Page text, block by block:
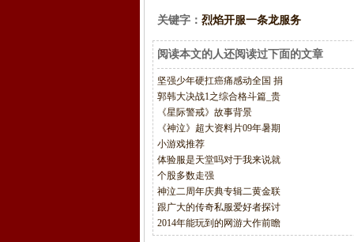
关键字： 烈焰开服一条龙服务
阅读本文的人还阅读过下面的文章
坚强少年硬扛癌痛感动全国 捐
郭韩大决战1之综合格斗篇_贵
《星际警戒》故事背景
《神泣》超大资料片09年暑期
小游戏推荐
体验服是天堂吗对于我来说就
个股多数走强
神泣二周年庆典专辑二黄金联
跟广大的传奇私服爱好者探讨
2014年能玩到的网游大作前瞻